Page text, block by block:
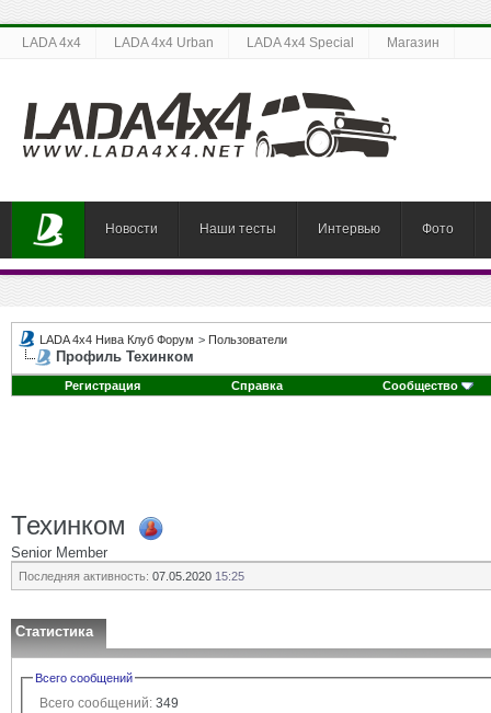
LADA 4x4 LADA 4x4 Urban LADA 4x4 Special Магазин
Новости Наши тесты Интервью Фото
LADA 4x4 Нива Клуб Форум > Пользователи
Профиль Техинком
Регистрация Справка Сообщество
Техинком
Senior Member
Последняя активность: 07.05.2020 15:25
Статистика
Всего сообщений
Всего сообщений: 349